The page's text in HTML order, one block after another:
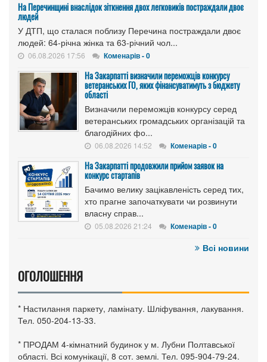
На Перечинщині внаслідок зіткнення двох легковиків постраждали двоє
людей
У ДТП, що сталася поблизу Перечина постраждали двоє
людей: 64-річна жінка та 63-річний чол...
06.08.2026 17:56 Коменарів - 0
На Закарпатті визначили переможців конкурсу
ветеранських ГО, яких фінансуватимуть з бюджету
області
Визначили переможців конкурсу серед
ветеранських громадських організацій та
благодійних фо...
06.08.2026 14:52 Коменарів - 0
На Закарпатті продовжили прийом заявок на
конкурс стартапів
Бачимо велику зацікавленість серед тих,
хто прагне започаткувати чи розвинути
власну справ...
05.08.2026 21:24 Коменарів - 0
Всі новини
ОГОЛОШЕННЯ
* Настилання паркету, ламінату. Шліфування, лакування.
Тел. 050-204-13-33.
* ПРОДАМ 4-кімнатний будинок у м. Лубни Полтавської
області. Всі комунікації, 8 сот. землі. Тел. 095-904-79-24.